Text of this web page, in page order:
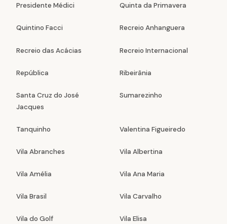
Presidente Médici Quinta da Primavera
Quintino Facci Recreio Anhanguera
Recreio das Acácias Recreio Internacional
República Ribeirânia
Santa Cruz do José
Jacques
Sumarezinho
Tanquinho Valentina Figueiredo
Vila Abranches Vila Albertina
Vila Amélia Vila Ana Maria
Vila Brasil Vila Carvalho
Vila do Golf Vila Elisa